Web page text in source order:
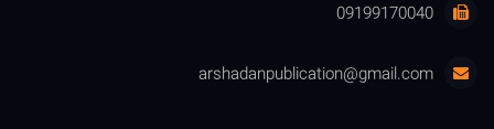
09199170040
arshadanpublication@gmail.com